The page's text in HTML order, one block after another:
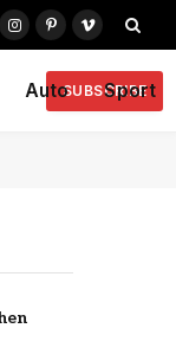
Instagram
PinterestVimeo
Auto Sport
SUBSCRIBE